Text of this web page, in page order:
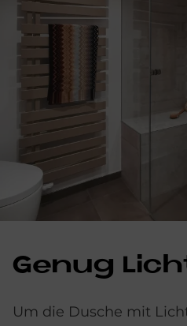
Ge­n­ug
Um die Dusche mit